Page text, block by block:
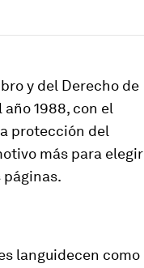
y del Derecho de
1988, con el
protección del
más para elegir
páginas.
languidecen como